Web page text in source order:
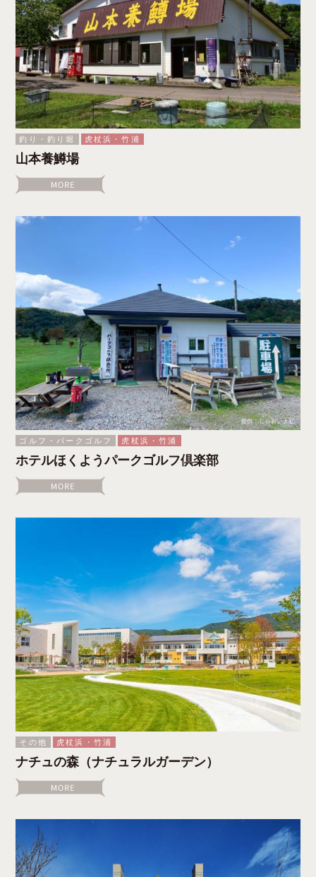
釣り・釣り堀 虎杖浜・竹浦
山本養鱒場
ゴルフ・パークゴルフ 虎杖浜・竹浦
ホテルほくようパークゴルフ倶楽部
その他 虎杖浜・竹浦
ナチュの森（ナチュラルガーデン）